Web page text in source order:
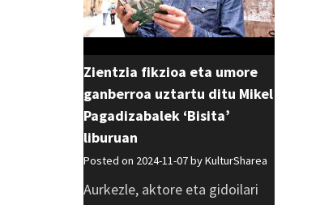
Zientzia fikzioa eta umore
ganberroa uztartu ditu Mikel
Pagadizabalek ‘Bisita’
liburuan
Posted on 2024-11-07 byKulturSharea
Aurkezle, aktore eta gidoilari